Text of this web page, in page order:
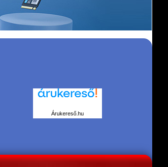
Árukereső.hu